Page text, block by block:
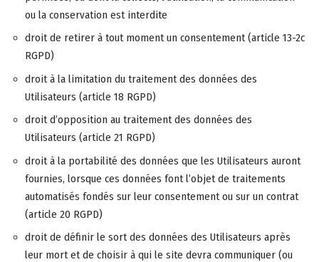
ou la conservation est interdite
droit de retirer à tout moment un consentement (article 13-2c
RGPD)
droit à la limitation du traitement des données des
Utilisateurs (article 18 RGPD)
droit d’opposition au traitement des données des
Utilisateurs (article 21 RGPD)
droit à la portabilité des données que les Utilisateurs auront
fournies, lorsque ces données font l’objet de traitements
automatisés fondés sur leur consentement ou sur un contrat
(article 20 RGPD)
droit de définir le sort des données des Utilisateurs après
leur mort et de choisir à qui le site devra communiquer (ou